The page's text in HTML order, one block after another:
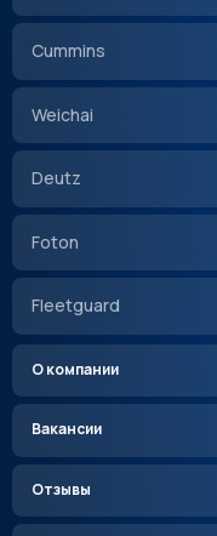
Cummins
Weichai
Deutz
Foton
Fleetguard
О компании
Вакансии
Отзывы